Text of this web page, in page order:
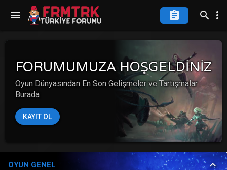
FORUMUMUZA HOŞGELDINIZ
Oyun Dünyasından En Son Gelişmeler ve Tartışmalar
Burada
KAYIT OL
OYUN GENEL